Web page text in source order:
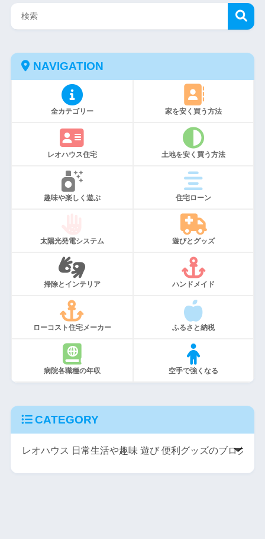
NAVIGATION
全カテゴリー 家を安く買う方法
レオハウス住宅 土地を安く買う方法
趣味や楽しく遊ぶ 住宅ローン
太陽光発電システム 遊びとグッズ
掃除とインテリア ハンドメイド
ローコスト住宅メーカー ふるさと納税
病院各職種の年収 空手で強くなる
CATEGORY